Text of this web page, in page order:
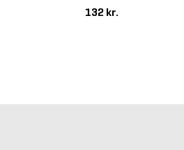
132 kr.